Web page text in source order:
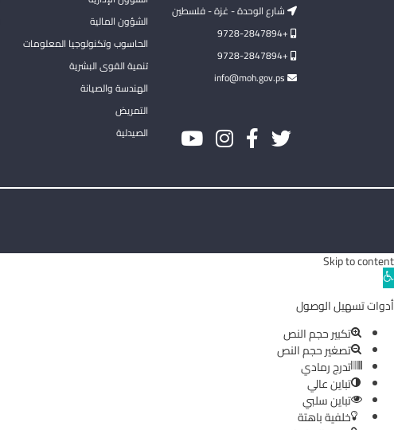
شارع الوحدة - غزة - فلسطين
+9728-2847894
+9728-2847894
الشؤون المالية
الحاسوب وتكنولوجيا المعلومات
تنمية القوى البشرية
الهندسة والصيانة
التمريض
الصيدلية
Skip to content
Open
toolbar
أدوات تسهيل الوصول
تكبير حجم النص
تصغير حجم النص
تدرج رمادي
تباين عالي
تباين سلبي
خلفية باهتة